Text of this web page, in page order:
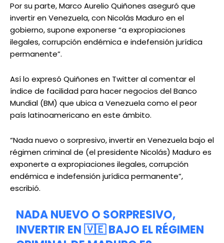
Por su parte, Marco Aurelio Quiñones aseguró que
invertir en Venezuela, con Nicolás Maduro en el
gobierno, supone exponerse “a expropiaciones
ilegales, corrupción endémica e indefensión jurídica
permanente”.
Así lo expresó Quiñones en Twitter al comentar el
índice de facilidad para hacer negocios del Banco
Mundial (BM) que ubica a Venezuela como el peor
país latinoamericano en este ámbito.
“Nada nuevo o sorpresivo, invertir en Venezuela bajo el
régimen criminal de (el presidente Nicolás) Maduro es
exponerte a expropiaciones ilegales, corrupción
endémica e indefensión jurídica permanente”,
escribió.
NADA NUEVO O SORPRESIVO,
INVERTIR EN 🇻🇪 BAJO EL RÉGIMEN